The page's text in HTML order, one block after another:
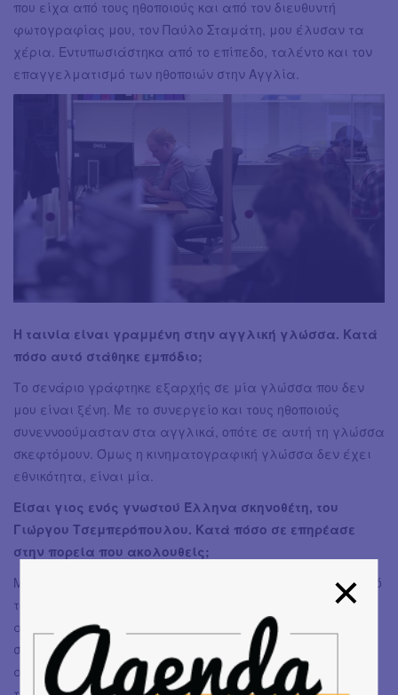
που είχα από τους ηθοποιούς και από τον διευθυντή
φωτογραφίας μου, τον Παύλο Σταμάτη, μου έλυσαν τα
χέρια. Εντυπωσιάστηκα από το επίπεδο, ταλέντο και τον
επαγγελματισμό των ηθοποιών στην Αγγλία.
Η ταινία είναι γραμμένη στην αγγλική γλώσσα. Κατά
πόσο αυτό στάθηκε εμπόδιο;
Το σενάριο γράφτηκε εξαρχής σε μία γλώσσα που δεν
μου είναι ξένη. Με το συνεργείο και τους ηθοποιούς
συνεννοούμασταν στα αγγλικά, οπότε σε αυτή τη γλώσσα
σκεφτόμουν. Όμως η κινηματογραφική γλώσσα δεν έχει
εθνικότητα, είναι μία.
Είσαι γιος ενός γνωστού Έλληνα σκηνοθέτη, του
Γιώργου Τσεμπερόπουλου. Κατά πόσο σε επηρέασε
στην πορεία που ακολουθείς;
Μεγάλωσα σε ένα κινηματογραφικό περιβάλλον και από
τους δύο μου γονείς. Από όταν ήμουν μικρός περνούσαν
από μπροστά μου σενάρια και γινόντουσαν συζητήσεις
στις οποίες ενίοτε συμμετείχα και εγώ. Στην εφηβεία,
από αντίδραση δεν ήθελα να μπω σε αυτό το χώρο γιατί